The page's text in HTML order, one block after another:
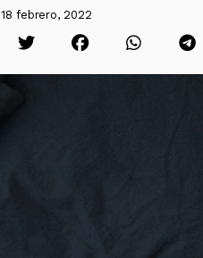
18 febrero, 2022